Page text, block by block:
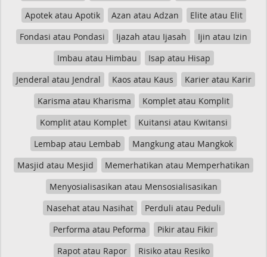
Apotek atau Apotik
Azan atau Adzan
Elite atau Elit
Fondasi atau Pondasi
Ijazah atau Ijasah
Ijin atau Izin
Imbau atau Himbau
Isap atau Hisap
Jenderal atau Jendral
Kaos atau Kaus
Karier atau Karir
Karisma atau Kharisma
Komplet atau Komplit
Komplit atau Komplet
Kuitansi atau Kwitansi
Lembap atau Lembab
Mangkung atau Mangkok
Masjid atau Mesjid
Memerhatikan atau Memperhatikan
Menyosialisasikan atau Mensosialisasikan
Nasehat atau Nasihat
Perduli atau Peduli
Performa atau Peforma
Pikir atau Fikir
Rapot atau Rapor
Risiko atau Resiko